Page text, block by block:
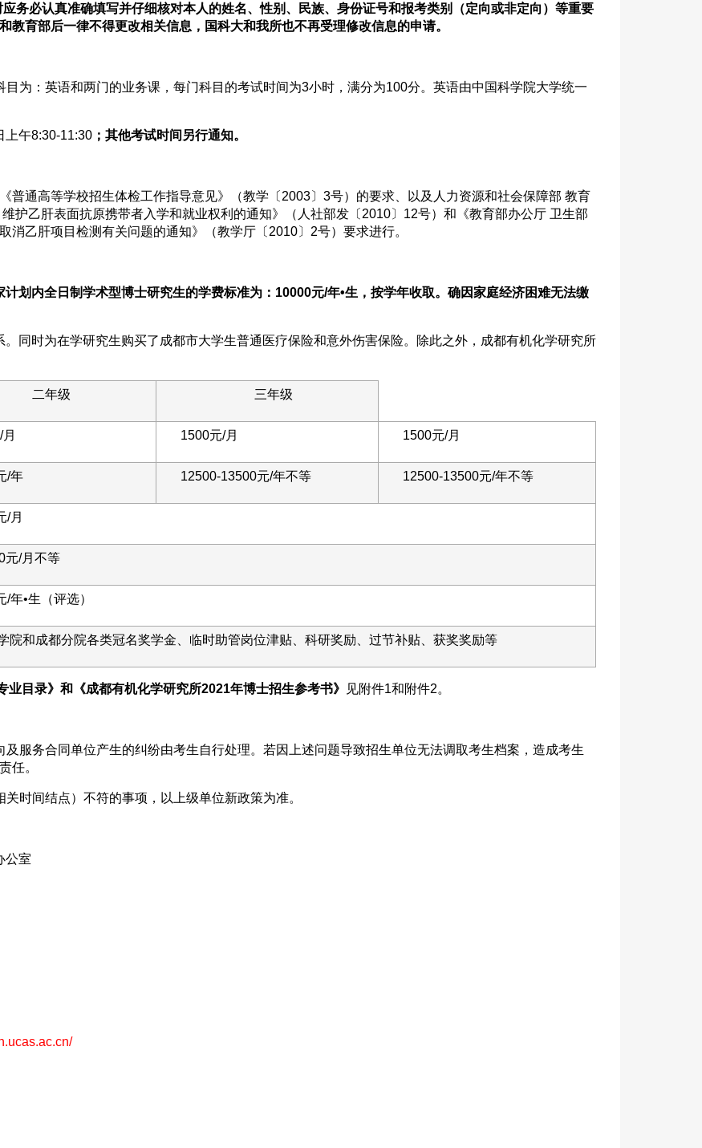
务必认真准确填写并仔细核对本人的姓名、性别、民族、身份证号和报考类别（定向或非定向）等重要
教育部后一律不得更改相关信息，国科大和我所也不再受理修改信息的申请。
为：英语和两门的业务课，每门科目的考试时间为3小时，满分为100分。英语由中国科学院大学统一
上午8:30-11:30 ；其他考试时间另行通知。
普通高等学校招生体检工作指导意见》（教学〔2003〕3号）的要求、以及人力资源和社会保障部 教育
护乙肝表面抗原携带者入学和就业权利的通知》（人社部发〔2010〕12号）和《教育部办公厅 卫生部
消乙肝项目检测有关问题的通知》（教学厅〔2010〕2号）要求进行。
划内全日制学术型博士研究生的学费标准为：10000元/年•生，按学年收取。确因家庭经济困难无法缴
同时为在学研究生购买了成都市大学生普通医疗保险和意外伤害保险。除此之外，成都有机化学研究所
二年级 三年级
1500元/月 1500元/月
/年 12500-13500元/年不等 12500-13500元/年不等
/月
元/月不等
/年•生（评选）
院和成都分院各类冠名奖学金、临时助管岗位津贴、科研奖励、过节补贴、获奖奖励等
业目录》和《成都有机化学研究所2021年博士招生参考书》 见附件1和附件2。
服务合同单位产生的纠纷由考生自行处理。若因上述问题导致招生单位无法调取考生档案，造成考生
任。
时间结点）不符的事项，以上级单位新政策为准。
公室